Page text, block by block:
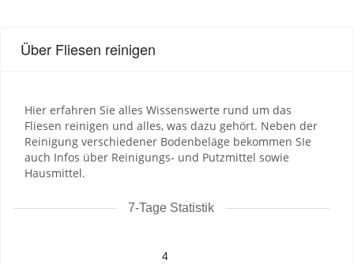
Über Fliesen reinigen
Hier erfahren Sie alles Wissenswerte rund um das
Fliesen reinigen und alles, was dazu gehört. Neben der
Reinigung verschiedener Bodenbeläge bekommen SIe
auch Infos über Reinigungs- und Putzmittel sowie
Hausmittel.
7-Tage Statistik
4